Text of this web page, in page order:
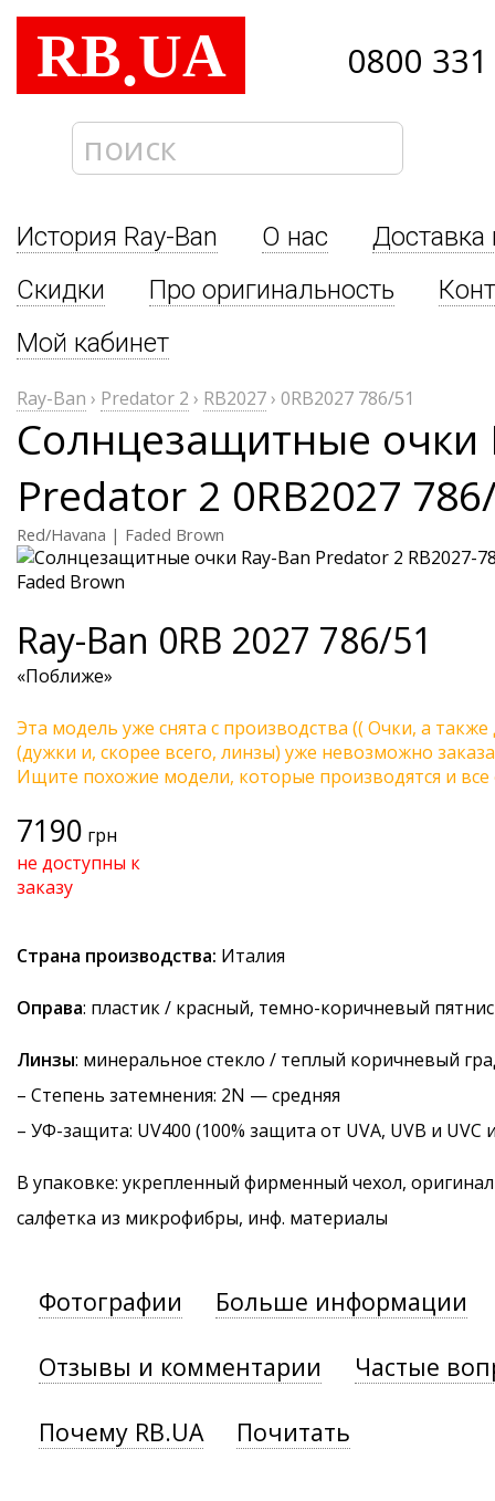
RB.UA 0800
История Ray-Ban О нас
Доставка
Скидки
Про оригинальность
Мой кабинет
Ray-Ban › Predator 2 › RB2027› 0RB2027 786/51
Солнцезащитные очки
Predator 2 0RB2027
Red/Havana | Faded Brown
Ray-Ban 0RB 2027 786/51
«Поближе»
Эта модель уже снята с производства (( Очки, а
(дужки и, скорее всего, линзы) уже невозможно
Ищите похожие модели, которые производятся и
7190 грн
не доступны к
заказу
Страна производства: Италия
Оправа: пластик / красный, темно-коричневый
Линзы: минеральное стекло / теплый коричневый
– Степень затемнения: 2N — средняя
– УФ-защита: UV400 (100% защита от UVA, UVB и UVC
В упаковке: укрепленный фирменный чехол,
салфетка из микрофибры, инф. материалы
Фотографии Больше информации
Отзывы и комментарии Частые
Почему RB.UA Почитать